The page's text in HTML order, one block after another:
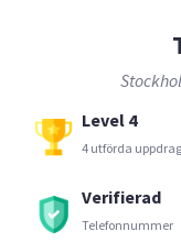
Level 4
4 utförda uppdrag
Verifierad
Telefonnummer